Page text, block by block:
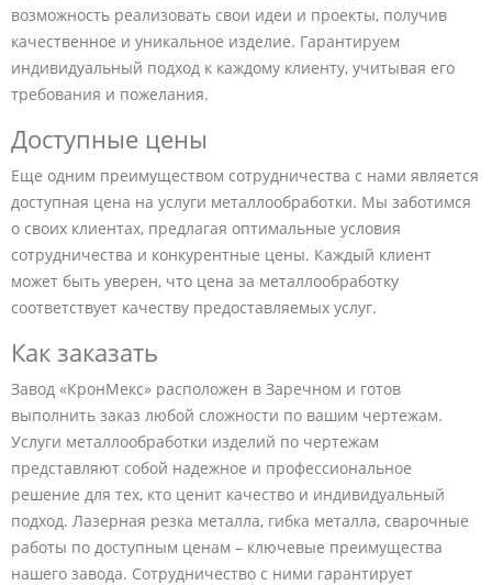
возможность реализовать свои идеи и проекты, получив
качественное и уникальное изделие. Гарантируем
индивидуальный подход к каждому клиенту, учитывая его
требования и пожелания.
Доступные цены
Еще одним преимуществом сотрудничества с нами является
доступная цена на услуги металлообработки. Мы заботимся
о своих клиентах, предлагая оптимальные условия
сотрудничества и конкурентные цены. Каждый клиент
может быть уверен, что цена за металлообработку
соответствует качеству предоставляемых услуг.
Как заказать
Завод «КронМекс» расположен в Заречном и готов
выполнить заказ любой сложности по вашим чертежам.
Услуги металлообработки изделий по чертежам
представляют собой надежное и профессиональное
решение для тех, кто ценит качество и индивидуальный
подход. Лазерная резка металла, гибка металла, сварочные
работы по доступным ценам – ключевые преимущества
нашего завода. Сотрудничество с ними гарантирует